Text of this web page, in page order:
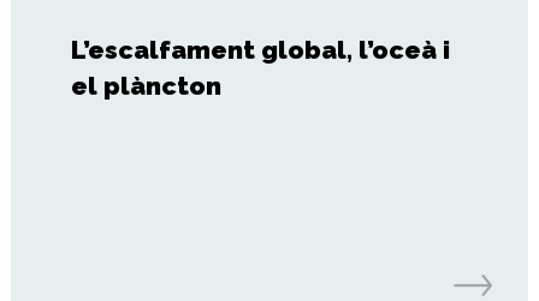
L’escalfament global, l’oceà i
el plàncton